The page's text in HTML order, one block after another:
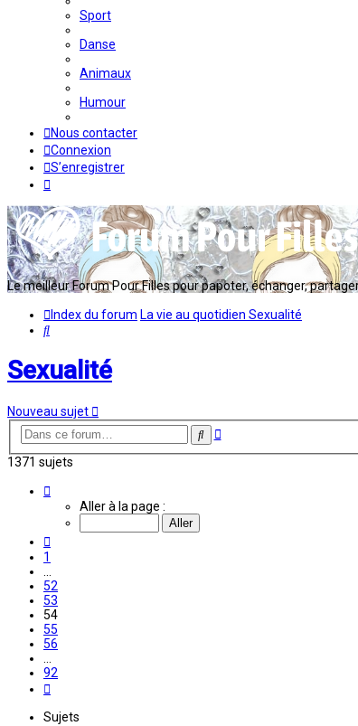
Sport
Danse
Animaux
Humour
Nous contacter
Connexion
S’enregistrer
Le meilleur Forum Pour Filles pour papoter, échanger,
Index du forum La vie au quotidien Sexualité
Rechercher
Sexualité
Nouveau sujet
Rechercher
Recherche
1371 sujets
Aller à la page :
1
52
53
54
55
56
92
Sujets